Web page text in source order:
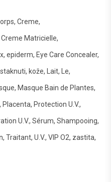
Creme
Creme Matricielle
epiderm Eye Care Concealer
Istaknuti kože Lait Le
Masque Bain de Plantes
Placenta Protection U.V.
U.V. Sérum Shampooing
Traitant U.V. VIP O2 zastita